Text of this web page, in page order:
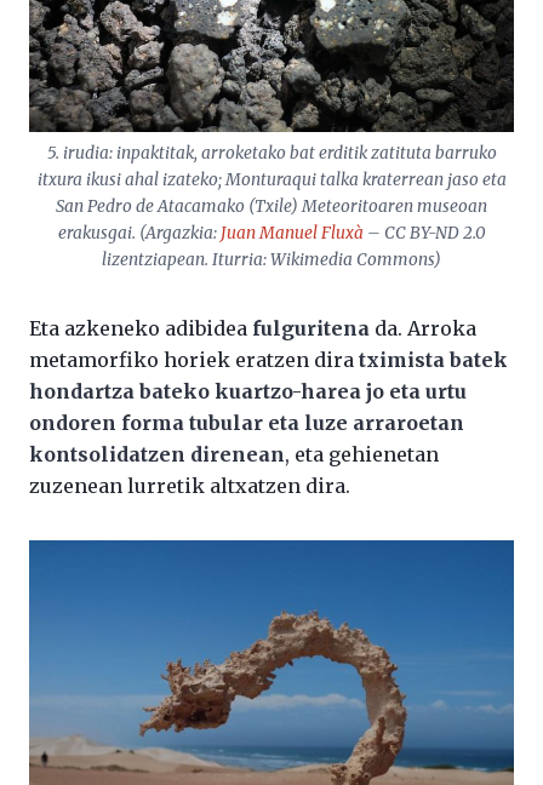
5. irudia: inpaktitak, arroketako bat erditik zatituta barruko
itxura ikusi ahal izateko; Monturaqui talka kraterrean jaso eta
San Pedro de Atacamako (Txile) Meteoritoaren museoan
erakusgai. (Argazkia: Juan Manuel Fluxà – CC BY-ND 2.0
lizentziapean. Iturria: Wikimedia Commons)
Eta azkeneko adibidea fulguritena da. Arroka
metamorfiko horiek eratzen dira tximista batek
hondartza bateko kuartzo-harea jo eta urtu
ondoren forma tubular eta luze arraroetan
kontsolidatzen direnean, eta gehienetan
zuzenean lurretik altxatzen dira.